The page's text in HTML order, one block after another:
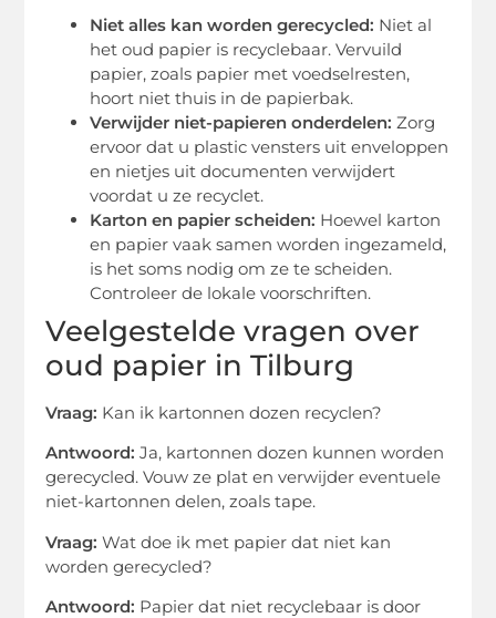
Niet alles kan worden gerecycled: Niet al
het oud papier is recyclebaar. Vervuild
papier, zoals papier met voedselresten,
hoort niet thuis in de papierbak.
Verwijder niet-papieren onderdelen: Zorg
ervoor dat u plastic vensters uit enveloppen
en nietjes uit documenten verwijdert
voordat u ze recyclet.
Karton en papier scheiden: Hoewel karton
en papier vaak samen worden ingezameld,
is het soms nodig om ze te scheiden.
Controleer de lokale voorschriften.
Veelgestelde vragen over
oud papier in Tilburg
Vraag: Kan ik kartonnen dozen recyclen?
Antwoord: Ja, kartonnen dozen kunnen worden
gerecycled. Vouw ze plat en verwijder eventuele
niet-kartonnen delen, zoals tape.
Vraag: Wat doe ik met papier dat niet kan
worden gerecycled?
Antwoord: Papier dat niet recyclebaar is door